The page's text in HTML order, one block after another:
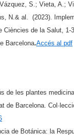
S.; Vieta, A.;
N.& al. (2023).
de la Salut, 1-
Barcelona.Accés al pdf
de les plantes
Barcelona.
de Botánica: la